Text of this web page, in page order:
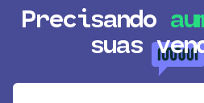
Precisando
suas